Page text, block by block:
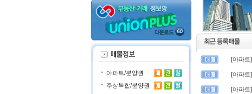
아파트/분양권
주상복합/분양권
[아파트]
[아파트]
[아파트]